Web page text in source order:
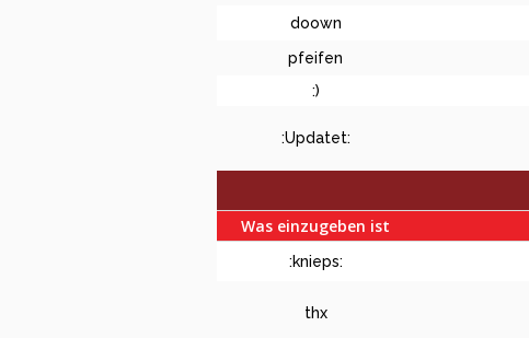
doown
pfeifen
:)
:Updatet:
Was einzugeben ist
:knieps:
thx